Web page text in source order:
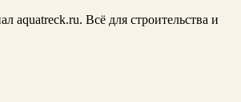
aquatreck.ru. Всё для строительства и